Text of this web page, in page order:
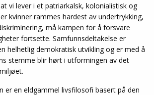
vi lever i et patriarkalsk, kolonialistisk og
kvinner rammes hardest av undertrykking,
må kampen for å forsvare
fortsette. Samfunnsdeltakelse er
helhetlig demokratisk utvikling og er med å
stemme blir hørt i utformingen av det
er en eldgammel livsfilosofi basert på den